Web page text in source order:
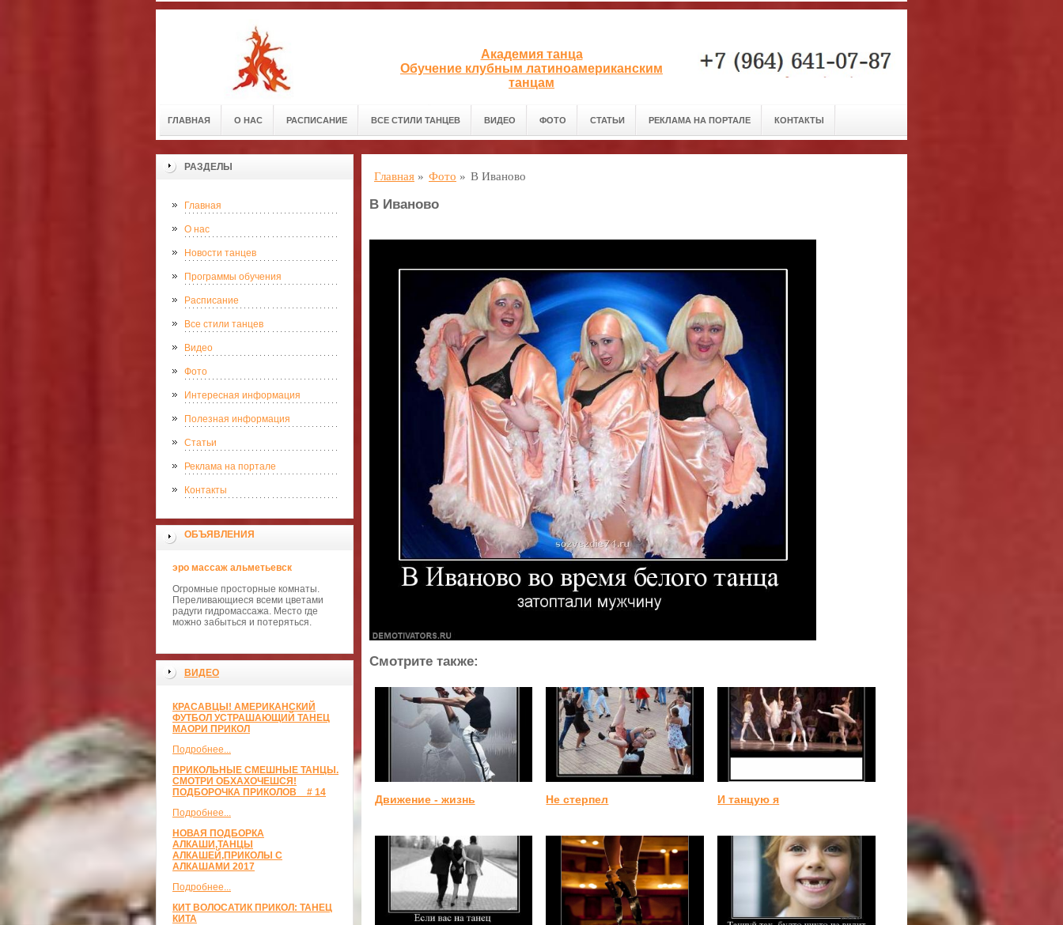
Академия танца
Обучение клубным латиноамериканским
танцам
ГЛАВНАЯ О НАС РАСПИСАНИЕ ВСЕ СТИЛИ ТАНЦЕВ ВИДЕО ФОТО СТАТЬИ РЕКЛАМА НА ПОРТАЛЕ КОНТАКТЫ
РАЗДЕЛЫ
Главная
О нас
Новости танцев
Программы обучения
Расписание
Все стили танцев
Видео
Фото
Интересная информация
Полезная информация
Статьи
Реклама на портале
Контакты
ОБЪЯВЛЕНИЯ
эро массаж альметьевск
Огромные просторные комнаты.
Переливающиеся всеми цветами
радуги гидромассажа. Место где
можно забыться и потеряться.
ВИДЕО
КРАСАВЦЫ! АМЕРИКАНСКИЙ
ФУТБОЛ УСТРАШАЮЩИЙ ТАНЕЦ
МАОРИ ПРИКОЛ
Подробнее...
ПРИКОЛЬНЫЕ СМЕШНЫЕ ТАНЦЫ.
СМОТРИ ОБХАХОЧЕШСЯ!
ПОДБОРОЧКА ПРИКОЛОВ _ # 14
Подробнее...
НОВАЯ ПОДБОРКА
АЛКАШИ,ТАНЦЫ
АЛКАШЕЙ,ПРИКОЛЫ С
АЛКАШАМИ 2017
Подробнее...
КИТ ВОЛОСАТИК ПРИКОЛ: ТАНЕЦ
КИТА
Главная » Фото » В Иваново
В Иваново
Смотрите также:
Движение - жизнь Не стерпел И танцую я